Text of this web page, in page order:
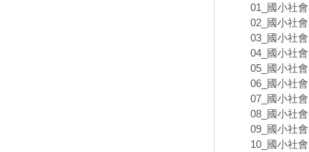
01_國小社
02_國小社
03_國小社
04_國小社
05_國小社
06_國小社
07_國小社
08_國小社
09_國小社
10_國小社